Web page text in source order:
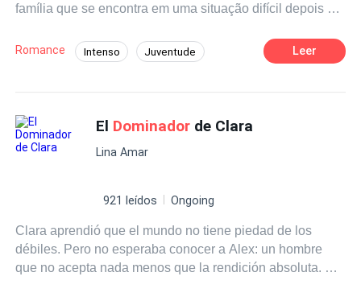
família que se encontra em uma situação difícil depois da
e tambem ajudar sua Mãe a pagar a cirurgia e tem o
agiota para pagar todo mês uma quantia Edward quer
vida Katherine frequenta a igreja pentescostal com Mãe e
irmãos e tudo que o senhor Campbell oferece vai contra
todos seus princípios que aprendeu desde de pequena,
aceitar sua proposta de ajudar sua família a sair do
tem medo de perder o emprego e também perder se na
vida e nos braços doDominador Vera Lu Silva
Romance Intenso Juventude
Diferença de Idade Amor Proibido
Amor à Primeira Vista
Leer
El Dominador de Clara
Lina Amar
921 leídos Ongoing
Clara aprendió que el mundo no tiene piedad de los
débiles. Pero no esperaba conocer a Alex: un hombre
que no acepta nada menos que la rendición absoluta. Él